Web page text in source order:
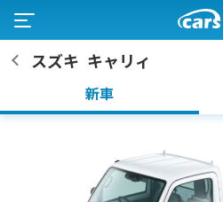
スズキ キャリィ
新車